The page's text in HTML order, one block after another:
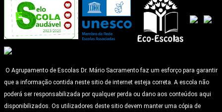
O Agrupamento de Escolas Dr. Mário Sacramento faz um esforço para garantir
que a informação contida neste sitio de internet esteja correta. A escola não
poderá ser responsabilizada por qualquer perda ou dano aos conteúdos aqui
disponibilizados. Os utilizadores deste sitio devem manter uma cópia de